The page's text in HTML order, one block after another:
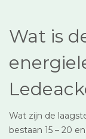
Wat is
Wat zijn de
bestaan 15 – 20